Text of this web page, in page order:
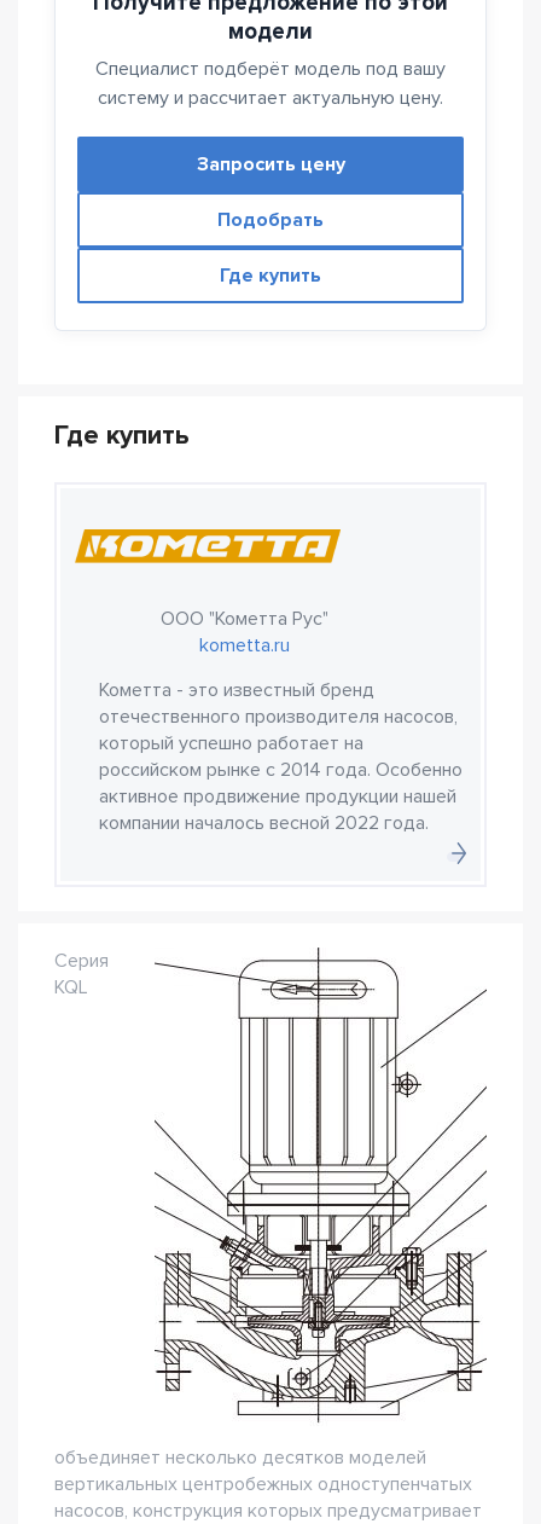
модели
Специалист подберёт модель под вашу
систему и рассчитает актуальную цену.
Запросить цену
Подобрать
Где купить
Где купить
ООО "Кометта Рус"
kometta.ru
Кометта - это известный бренд
отечественного производителя насосов,
который успешно работает на
российском рынке с 2014 года. Особенно
активное продвижение продукции нашей
компании началось весной 2022 года.
Серия
KQL
объединяет несколько десятков моделей
вертикальных центробежных одноступенчатых
насосов, конструкция которых предусматривает